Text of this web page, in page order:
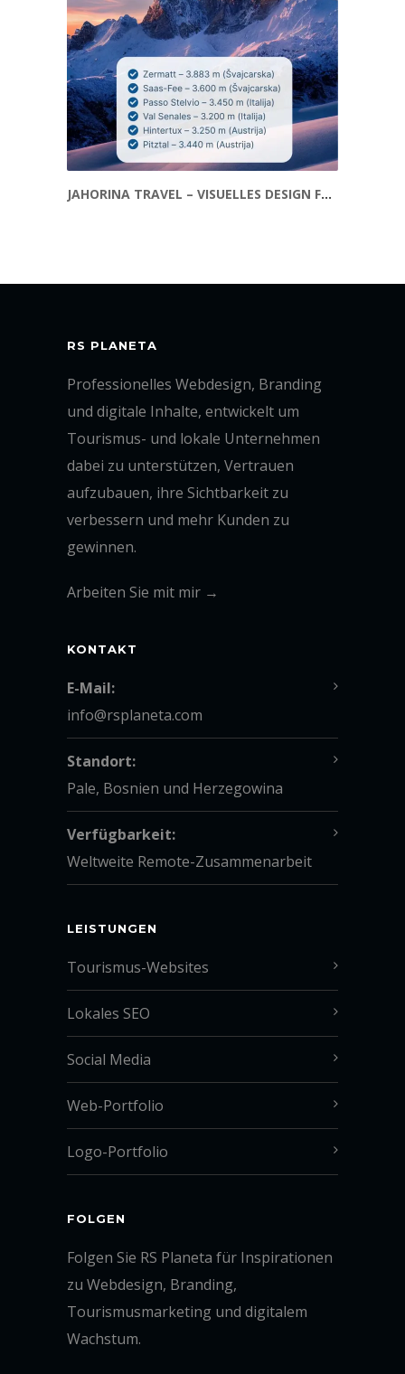
JAHORINA TRAVEL – VISUELLES DESIGN FÜR INFORMATIONSBEITRÄGE
RS PLANETA
Professionelles Webdesign, Branding
und digitale Inhalte, entwickelt um
Tourismus- und lokale Unternehmen
dabei zu unterstützen, Vertrauen
aufzubauen, ihre Sichtbarkeit zu
verbessern und mehr Kunden zu
gewinnen.
Arbeiten Sie mit mir →
KONTAKT
E-Mail:
info@rsplaneta.com
Standort:
Pale, Bosnien und Herzegowina
Verfügbarkeit:
Weltweite Remote-Zusammenarbeit
LEISTUNGEN
Tourismus-Websites
Lokales SEO
Social Media
Web-Portfolio
Logo-Portfolio
FOLGEN
Folgen Sie RS Planeta für Inspirationen
zu Webdesign, Branding,
Tourismusmarketing und digitalem
Wachstum.